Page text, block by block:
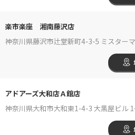
楽市楽座 湘南藤沢店
神奈川県藤沢市辻堂新町4-3-5 ミスター
アドアーズ大和店Ａ館店
神奈川県大和市大和東1-4-3 大黒屋ビル